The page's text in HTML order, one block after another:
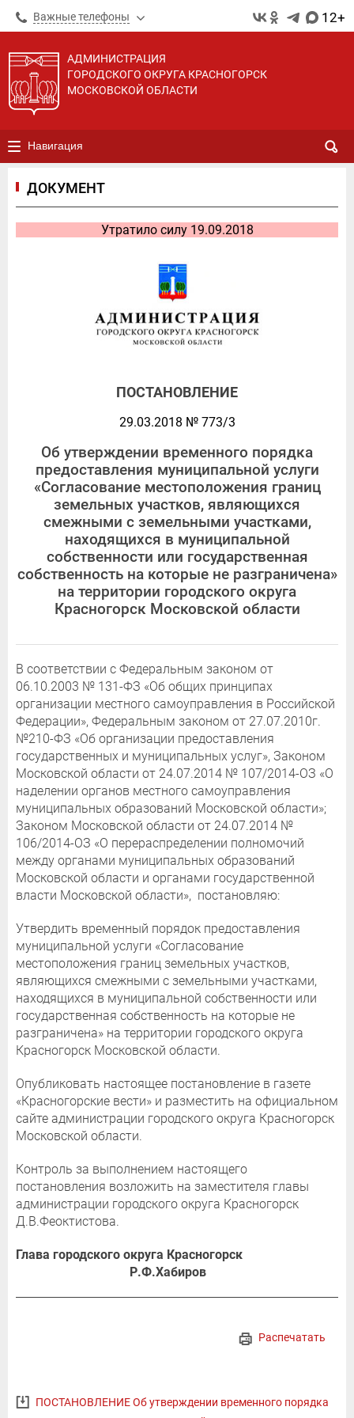
Важные телефоны 12+
АДМИНИСТРАЦИЯ
ГОРОДСКОГО ОКРУГА КРАСНОГОРСК
МОСКОВСКОЙ ОБЛАСТИ
Навигация
ДОКУМЕНТ
Утратило силу 19.09.2018
ПОСТАНОВЛЕНИЕ
29.03.2018 № 773/3
Об утверждении временного порядка
предоставления муниципальной услуги
«Согласование местоположения границ
земельных участков, являющихся
смежными с земельными участками,
находящихся в муниципальной
собственности или государственная
собственность на которые не разграничена»
на территории городского округа
Красногорск Московской области
В соответствии с Федеральным законом от
06.10.2003 № 131-ФЗ «Об общих принципах
организации местного самоуправления в Российской
Федерации», Федеральным законом от 27.07.2010г.
№210-ФЗ «Об организации предоставления
государственных и муниципальных услуг», Законом
Московской области от 24.07.2014 № 107/2014-ОЗ «О
наделении органов местного самоуправления
муниципальных образований Московской области»;
Законом Московской области от 24.07.2014 №
106/2014-ОЗ «О перераспределении полномочий
между органами муниципальных образований
Московской области и органами государственной
власти Московской области», постановляю:
Утвердить временный порядок предоставления
муниципальной услуги «Согласование
местоположения границ земельных участков,
являющихся смежными с земельными участками,
находящихся в муниципальной собственности или
государственная собственность на которые не
разграничена» на территории городского округа
Красногорск Московской области.
Опубликовать настоящее постановление в газете
«Красногорские вести» и разместить на официальном
сайте администрации городского округа Красногорск
Московской области.
Контроль за выполнением настоящего
постановления возложить на заместителя главы
администрации городского округа Красногорск
Д.В.Феоктистова.
Глава городского округа Красногорск
Р.Ф.Хабиров
Распечатать
ПОСТАНОВЛЕНИЕ Об утверждении временного порядка